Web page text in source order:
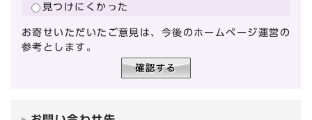
見つけにくかった
お寄せいただいたご意見は、今後のホームページ運営の
参考とします。